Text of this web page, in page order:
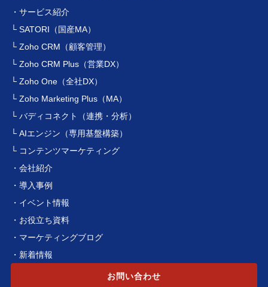
・サービス紹介
└ SATORI（国産MA）
└ Zoho CRM（顧客管理）
└ Zoho CRM Plus（営業DX）
└ Zoho One（全社DX）
└ Zoho Marketing Plus（MA）
└ バディコネクト（連携・分析）
└ AIエンジン（専用基盤構築）
└ コンテンツマーケティング
・会社紹介
・導入事例
・イベント情報
・お役立ち資料
・マーケティングブログ
・新着情報
お問い合わせ